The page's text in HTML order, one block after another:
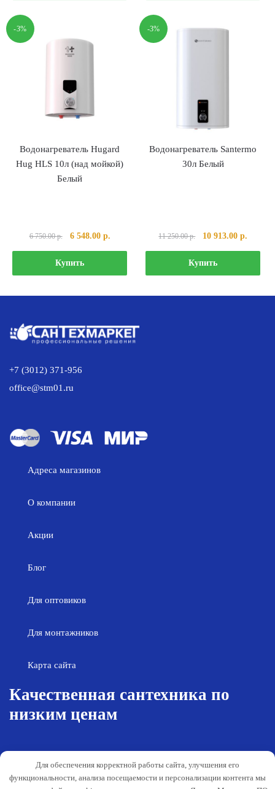
-3%
Водонагреватель Hugard
Hug HLS 10л (над мойкой)
Белый
6 750.00р.
Первоначальная
цена
составляла
6
6 548.00 р.Текущая
цена:
548.00 р..
Купить
-3%
Водонагреватель Santermo
30л Белый
11 250.00р.
Первоначальная
цена
составляла
11
10 913.00р.
цена:
913.00
Купить
+7 (3012) 371-956
office@stm01.ru
Адреса магазинов
О компании
Акции
Блог
Для оптовиков
Для монтажников
Карта сайта
Качественная сантехника по
низким ценам
Гарантия и обслуживание
Для обеспечения корректной работы сайта, улучшения его
функциональности, анализа посещаемости и персонализации контента мы